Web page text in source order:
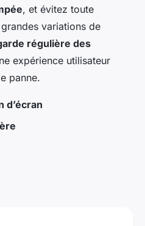
, et évitez toute
variations de
régulière des
expérience utilisateur
panne.
d’écran